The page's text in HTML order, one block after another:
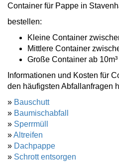
Container für Pappe in
bestellen:
Kleine Container
Mittlere Container
Große Container ab 10m³
Informationen und Kosten für
den häufigsten Abfallanfragen
» Bauschutt
» Baumischabfall
» Sperrmüll
»Altreifen
» Dachpappe
» Schrott entsorgen